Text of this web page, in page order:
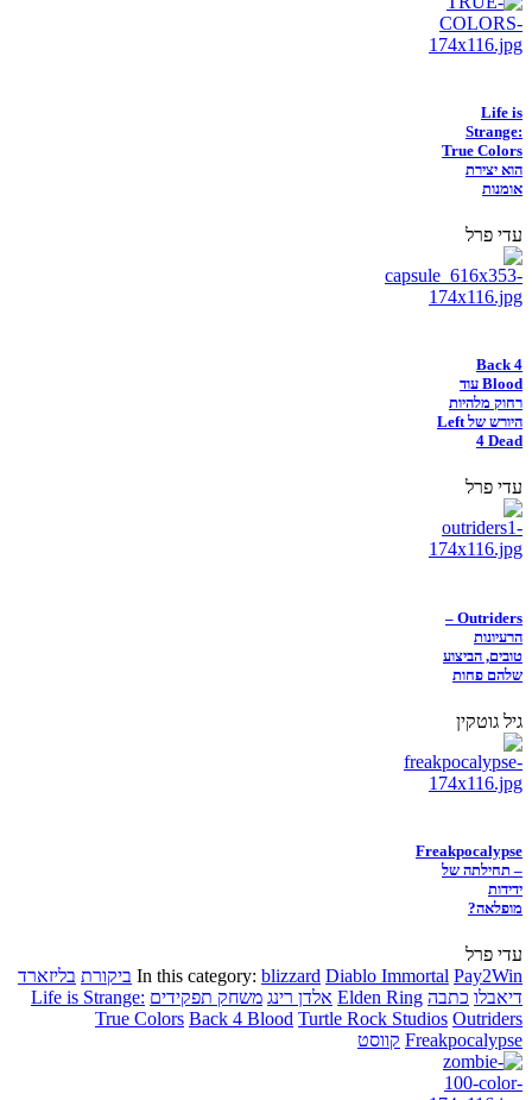
Life is
Strange:
True Colors
הוא יצירת
אומנות
עדי פרל
Back 4
Blood עוד
רחוק מלהיות
היורש של Left
4 Dead
עדי פרל
Outriders –
הרעיונות
טובים, הביצוע
שלהם פחות
גיל גוטקין
Freakpocalypse
– תחילתה של
ידידות
מופלאה?
עדי פרל
In this category: blizzard Diablo Immortal Pay2Win ביקורת בליזארד
דיאבלו כתבה Elden Ring אלדן רינג משחק תפקידים Life is Strange:
True Colors Back 4 Blood Turtle Rock Studios Outriders
Freakpocalypse קווסט